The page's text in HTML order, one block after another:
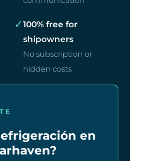
✓100% free for
shipowners
No subscription or
hidden costs
en